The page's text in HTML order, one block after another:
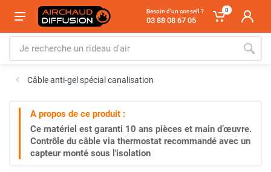
Besoin d'un conseil ?
03 88 08 67 05
0
Câble anti-gel spécial canalisation
A propos de ce produit :
Ce matériel est garanti 10 ans pièces et main d’œuvre.
Contrôle du câble via thermostat recommandé avec un
capteur monté sous l'isolation